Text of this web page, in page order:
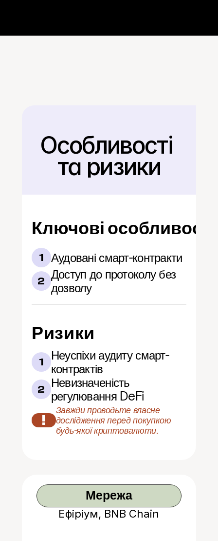
Назад
Особливості
та ризики
Ключові особливості
1 Аудовані смарт-контракти
2 Доступ до протоколу без
дозволу
Ризики
1
Неуспіхи аудиту смарт-
контрактів
2
Невизначеність
регулювання DeFi
!
Завжди проводьте власне
дослідження перед покупкою
будь-якої криптовалюти.
Мережа
Ефіріум, BNB Chain